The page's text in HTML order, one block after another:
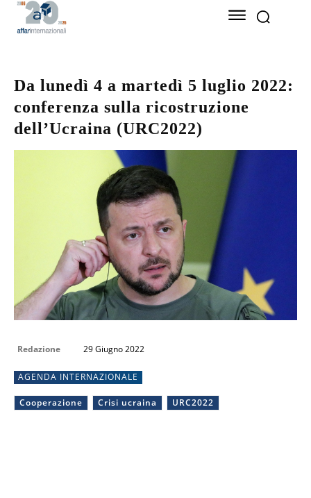
Da lunedì 4 a martedì 5 luglio 2022:
conferenza sulla ricostruzione
dell’Ucraina (URC2022)
Redazione 29 Giugno 2022
AGENDA INTERNAZIONALE
Cooperazione Crisi ucraina URC2022